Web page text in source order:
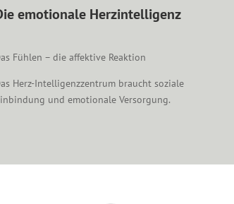
emotionale Herzintelligenz
Fühlen – die affektive Reaktion
Herz-Intelligenzzentrum braucht soziale
und emotionale Versorgung.